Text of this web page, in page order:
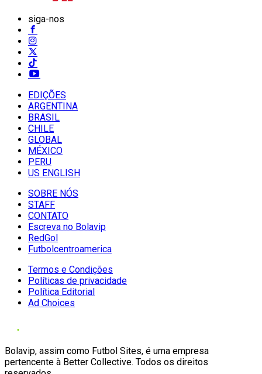
siga-nos
EDIÇÕES
ARGENTINA
BRASIL
CHILE
GLOBAL
MÉXICO
PERU
US ENGLISH
SOBRE NÓS
STAFF
CONTATO
Escreva no Bolavip
RedGol
Futbolcentroamerica
Termos e Condições
Políticas de privacidade
Política Editorial
Ad Choices
Bolavip, assim como Futbol Sites, é uma empresa
pertencente à Better Collective. Todos os direitos